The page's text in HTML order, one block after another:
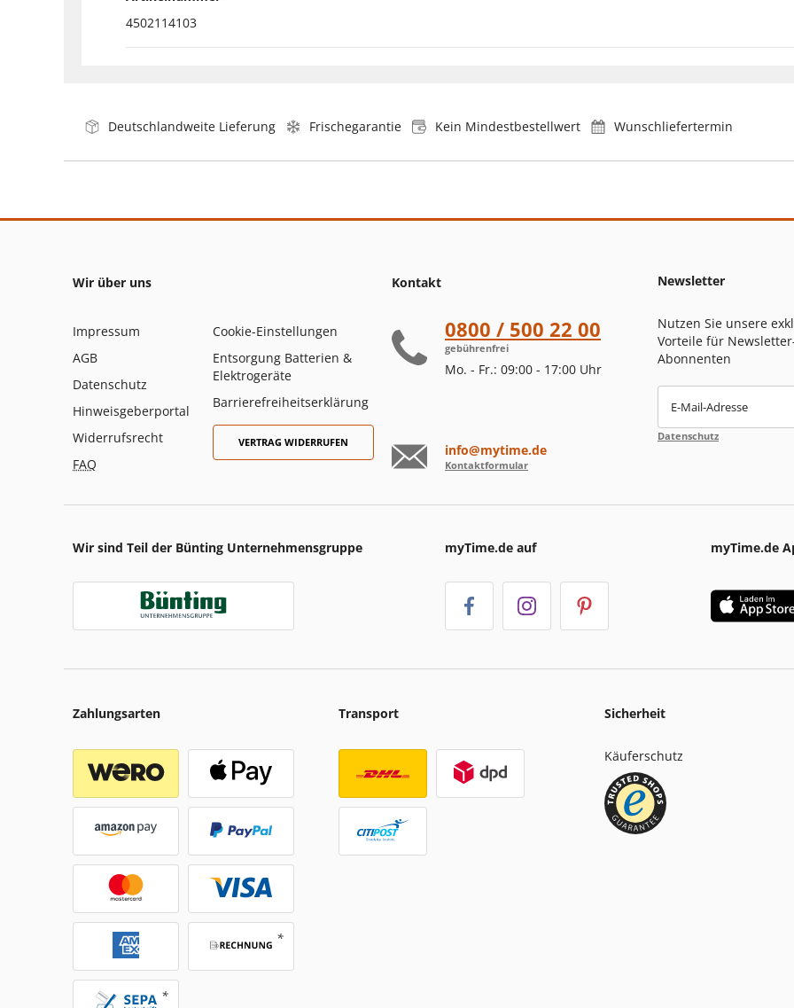
4502114103
Deutschlandweite Lieferung Frischegarantie Kein Mindestbestellwert Wunschliefertermin
Wir über uns
Impressum
AGB
Datenschutz
Hinweisgeberportal
Widerrufsrecht
FAQ
Cookie-Einstellungen
Entsorgung Batterien &
Elektrogeräte
Barrierefreiheitserklärung
VERTRAG WIDERRUFEN
Kontakt
0800 / 500 22 00
gebührenfrei
Mo. - Fr.: 09:00 - 17:00 Uhr
info@mytime.de
Kontaktformular
Newsletter
Nutzen Sie unsere
Vorteile für
Abonnenten
E-Mail-Adresse
Datenschutz
Wir sind Teil der Bünting Unternehmensgruppe myTime.de auf myTime.de
Zahlungsarten Transport Sicherheit
Käuferschutz